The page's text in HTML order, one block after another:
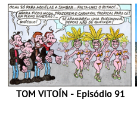
TOM VITOÍN - Episódio 91